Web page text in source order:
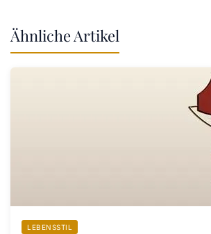
Ähnliche Artikel
LEBENSSTIL